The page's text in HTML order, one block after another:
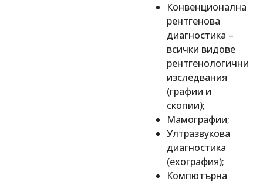
Конвенционална
рентгенова
диагностика –
всички видове
рентгенологични
изследвания
(графии и
скопии);
Мамографии;
Ултразвукова
диагностика
(ехография);
Компютърна